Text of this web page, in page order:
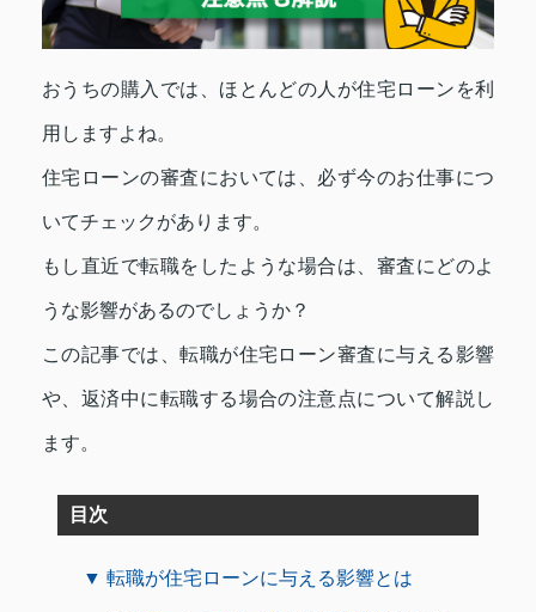
おうちの購入では、ほとんどの人が住宅ローンを利
用しますよね。
住宅ローンの審査においては、必ず今のお仕事につ
いてチェックがあります。
もし直近で転職をしたような場合は、審査にどのよ
うな影響があるのでしょうか？
この記事では、転職が住宅ローン審査に与える影響
や、返済中に転職する場合の注意点について解説し
ます。
目次
▼ 転職が住宅ローンに与える影響とは